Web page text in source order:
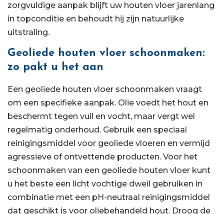
zorgvuldige aanpak blijft uw houten vloer jarenlang
in topconditie en behoudt hij zijn natuurlijke
uitstraling.
Geoliede houten vloer schoonmaken:
zo pakt u het aan
Een geoliede houten vloer schoonmaken vraagt
om een specifieke aanpak. Olie voedt het hout en
beschermt tegen vuil en vocht, maar vergt wel
regelmatig onderhoud. Gebruik een speciaal
reinigingsmiddel voor geoliede vloeren en vermijd
agressieve of ontvettende producten. Voor het
schoonmaken van een geoliede houten vloer kunt
u het beste een licht vochtige dweil gebruiken in
combinatie met een pH-neutraal reinigingsmiddel
dat geschikt is voor oliebehandeld hout. Droog de